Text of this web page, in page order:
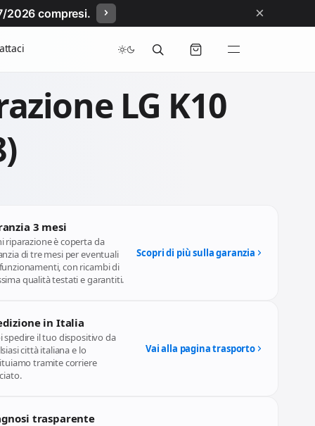
2026 compresi. ×
LG K10
3 mesi
riparazione è coperta da
di tre mesi per eventuali
con ricambi di
qualità testati e garantiti.
Scopri di più sulla garanzia
in Italia
spedire il tuo dispositivo da
città italiana e lo
tramite corriere
Vai alla pagina trasporto
trasparente